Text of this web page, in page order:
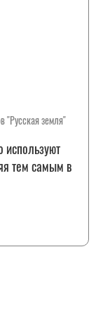
"Русская земля"
тем самым в